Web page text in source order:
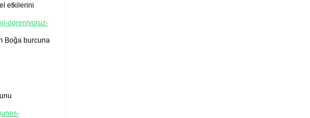
etkilerini
ogreniyoruz-
Boğa burcuna